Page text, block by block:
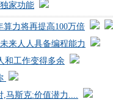
家功能
算力将再提高100万倍
来人人具备编程能力
和工作变得多余
,马斯克:价值潜力....